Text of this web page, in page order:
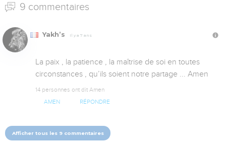
9 commentaires
Yakh’s Il y a 7 ans
La paix , la patience , la maîtrise de soi en toutes
circonstances , qu’ils soient notre partage ... Amen
14 personnes ont dit Amen
AMEN RÉPONDRE
Afficher tous les 9 commentaires